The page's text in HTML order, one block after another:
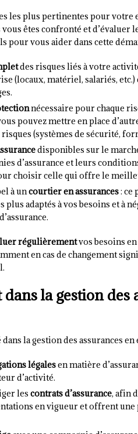
les plus pertinentes pour votre
êtes confronté et
pour vous aider dans cette
des risques liés à votre
(locaux, matériel, salariés,
nécessaire pour chaque
pouvez mettre en place
(systèmes de sécurité,
disponibles sur le
d’assurance et leurs
choisir celle qui offre le
à uncourtier en assurances: ce
adaptés à vos besoins et à
régulièrementvos besoins
en cas de changement
dans la gestion des
la gestion des assurances
légalesen matière
d’activité.
les contrats d’assurance, afin
en vigueur et offrent